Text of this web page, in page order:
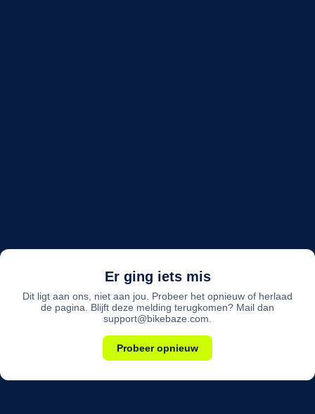
Er ging iets mis
Dit ligt aan ons, niet aan jou. Probeer het opnieuw of herlaad
de pagina. Blijft deze melding terugkomen? Mail dan
support@bikebaze.com.
Probeer opnieuw